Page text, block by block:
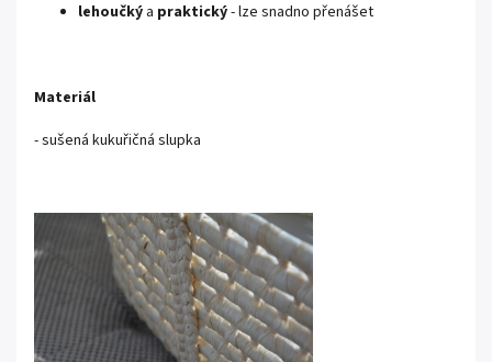
lehoučký a praktický- lze snadno přenášet
Materiál
- sušená kukuřičná slupka